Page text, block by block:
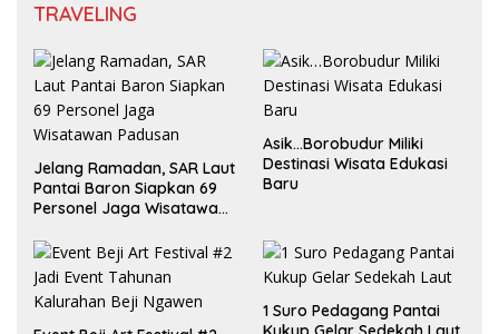
TRAVELING
Jelang Ramadan, SAR Laut
Pantai Baron Siapkan 69
Personel Jaga Wisatawan
Asik…Borobudur Miliki
Destinasi Wisata Edukasi
Baru
1 Suro Pedagang Pantai